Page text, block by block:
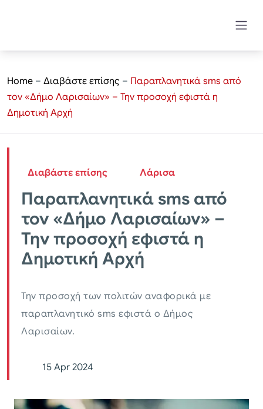
Home – Διαβάστε επίσης – Παραπλανητικά sms από
τον «Δήμο Λαρισαίων» – Την προσοχή εφιστά η
Δημοτική Αρχή
Διαβάστε επίσης Λάρισα
Παραπλανητικά sms από
τον «Δήμο Λαρισαίων» –
Την προσοχή εφιστά η
Δημοτική Αρχή
Την προσοχή των πολιτών αναφορικά με
παραπλανητικό sms εφιστά ο Δήμος
Λαρισαίων.
15 Apr 2024